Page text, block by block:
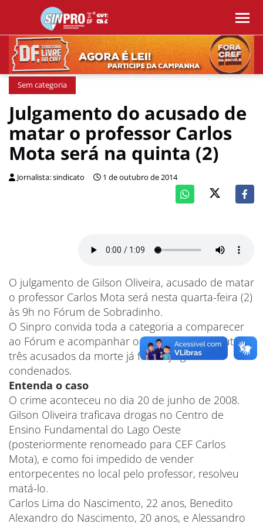
Sem categoria
Julgamento do acusado de
matar o professor Carlos
Mota será na quinta (2)
Jornalista: sindicato 1 de outubro de 2014
O julgamento de Gilson Oliveira, acusado de matar
o professor Carlos Mota será nesta quarta-feira (2)
às 9h no Fórum de Sobradinho.
O Sinpro convida toda a categoria a comparecer
ao Fórum e acompanhar o julgamento. Os outros
três acusados da morte já foram julgados e
condenados.
Entenda o caso
O crime aconteceu no dia 20 de junho de 2008.
Gilson Oliveira traficava drogas no Centro de
Ensino Fundamental do Lago Oeste
(posteriormente renomeado para CEF Carlos
Mota), e como foi impedido de vender
entorpecentes no local pelo professor, resolveu
matá-lo.
Carlos Lima do Nascimento, 22 anos, Benedito
Alexandro do Nascimento, 20 anos, e Alessandro